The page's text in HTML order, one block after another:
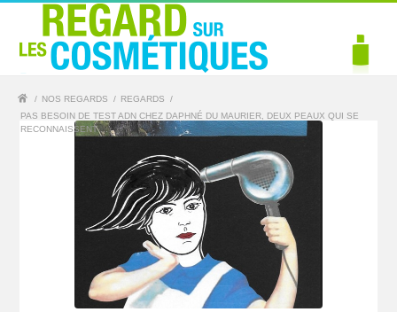
/ NOS REGARDS / REGARDS
/
PAS BESOIN DE TEST ADN CHEZ DAPHNÉ DU MAURIER, DEUX PEAUX QUI SE
RECONNAISSENT ...